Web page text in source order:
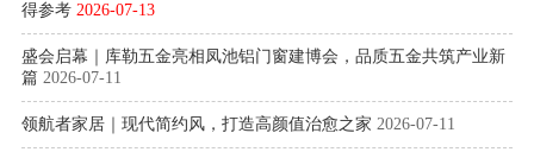
得参考 2026-07-13
盛会启幕｜库勒五金亮相凤池铝门窗建博会，品质五金共筑产业新
篇 2026-07-11
领航者家居｜现代简约风，打造高颜值治愈之家 2026-07-11